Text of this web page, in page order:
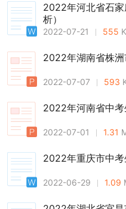
2022年河北省石
析）
2022-07-21 555
2022年湖南省株
2022-07-07 593
2022年河南省中考
2022-07-01 1.31
2022年重庆市中考
2022-06-29 1.09